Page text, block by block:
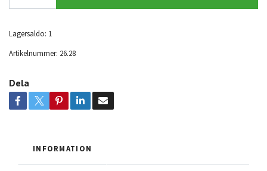
Lagersaldo: 1
Artikelnummer: 26.28
Dela
INFORMATION